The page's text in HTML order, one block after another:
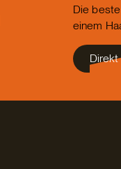
Die
einem
Direkt